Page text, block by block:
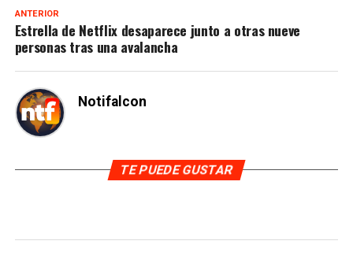
ANTERIOR
Estrella de Netflix desaparece junto a otras nueve
personas tras una avalancha
Notifalcon
TE PUEDE GUSTAR